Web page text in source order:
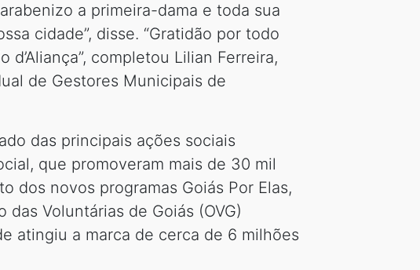
a primeira-dama e toda sua
cidade”, disse. “Gratidão por todo
completou Lilian Ferreira,
de Gestores Municipais de
das principais ações sociais
que promoveram mais de 30 mil
dos novos programas Goiás Por Elas,
Voluntárias de Goiás (OVG)
atingiu a marca de cerca de 6 milhões